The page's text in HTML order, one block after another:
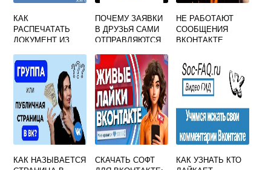
КАК
РАСПЕЧАТАТЬ
ДОКУМЕНТ ИЗ
ТЕЛЕФОНА
ПОЧЕМУ ЗАЯВКИ
В ДРУЗЬЯ САМИ
ОТПРАВЛЯЮТСЯ
НЕ РАБОТАЮТ
СООБЩЕНИЯ
ВКОНТАКТЕ
КАК НАЗЫВАЕТСЯ
СКАЧАТЬ СОФТ
КАК УЗНАТЬ КТО